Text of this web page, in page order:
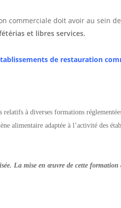
commerciale doit avoir au sein
et libres services.
de restauration
à diverses formations
alimentaire adaptée à l’activité des
La mise en œuvre de cette formation